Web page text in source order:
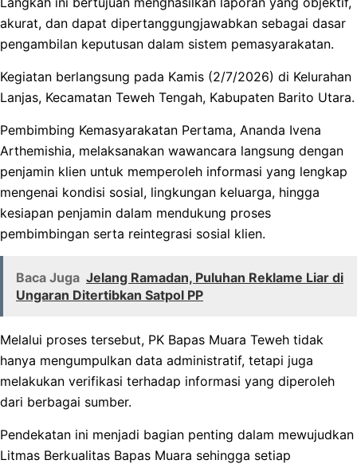
akurat, dan dapat dipertanggungjawabkan sebagai dasar
pengambilan keputusan dalam sistem pemasyarakatan.
Kegiatan berlangsung pada Kamis (2/7/2026) di Kelurahan
Lanjas, Kecamatan Teweh Tengah, Kabupaten Barito Utara.
Pembimbing Kemasyarakatan Pertama, Ananda Ivena
Arthemishia, melaksanakan wawancara langsung dengan
penjamin klien untuk memperoleh informasi yang lengkap
mengenai kondisi sosial, lingkungan keluarga, hingga
kesiapan penjamin dalam mendukung proses
pembimbingan serta reintegrasi sosial klien.
Baca Juga Jelang Ramadan, Puluhan Reklame Liar di
Ungaran Ditertibkan Satpol PP
Melalui proses tersebut, PK Bapas Muara Teweh tidak
hanya mengumpulkan data administratif, tetapi juga
melakukan verifikasi terhadap informasi yang diperoleh
dari berbagai sumber.
Pendekatan ini menjadi bagian penting dalam mewujudkan
Litmas Berkualitas Bapas Muara sehingga setiap